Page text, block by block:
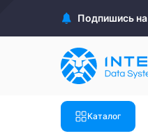
Подпишись
Каталог
ASIC майнеры